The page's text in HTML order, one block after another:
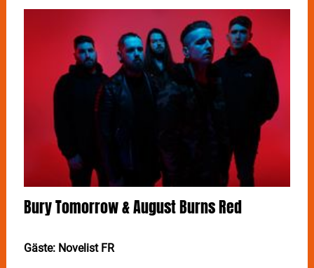
Bury Tomorrow & August Burns Red
Gäste: Novelist FR